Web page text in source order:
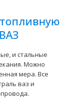
и стальные
Можно
мера. Все
ваз и